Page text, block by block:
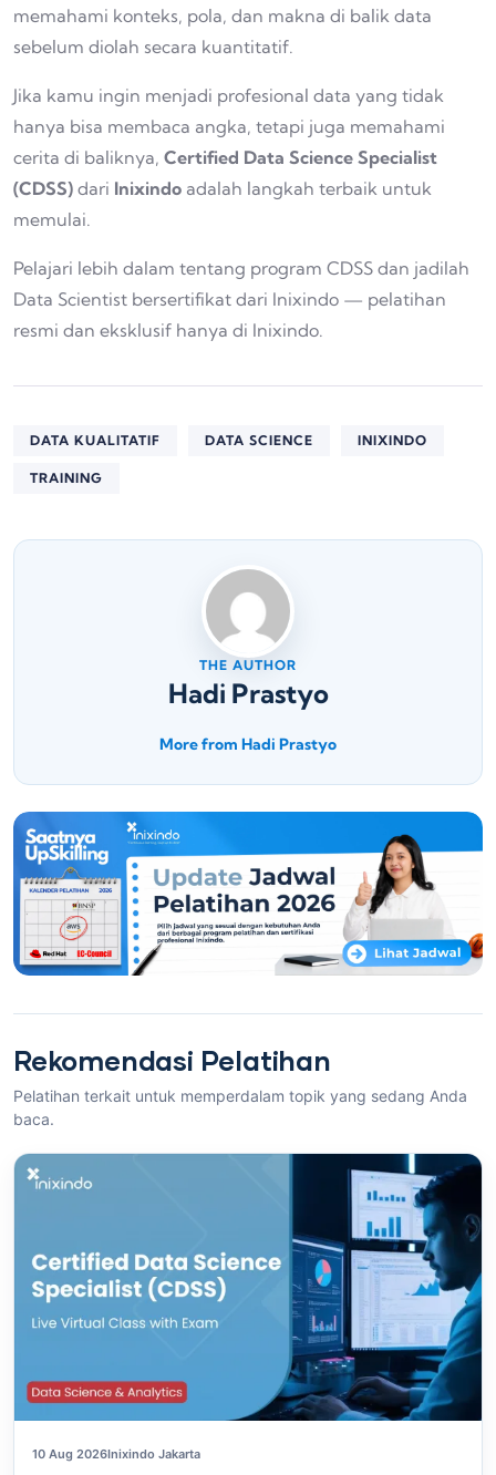
memahami konteks, pola, dan makna di balik data
sebelum diolah secara kuantitatif.
Jika kamu ingin menjadi profesional data yang tidak
hanya bisa membaca angka, tetapi juga memahami
cerita di baliknya, Certified Data Science Specialist
(CDSS) dari Inixindo adalah langkah terbaik untuk
memulai.
Pelajari lebih dalam tentang program CDSS dan jadilah
Data Scientist bersertifikat dari Inixindo — pelatihan
resmi dan eksklusif hanya di Inixindo.
DATA KUALITATIF DATA SCIENCE INIXINDO
TRAINING
THE AUTHOR
Hadi Prastyo
More from Hadi Prastyo
Rekomendasi Pelatihan
Pelatihan terkait untuk memperdalam topik yang sedang Anda
baca.
10 Aug 2026Inixindo Jakarta